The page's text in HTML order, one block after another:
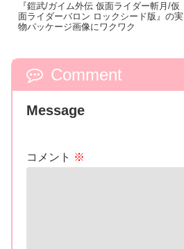
『鎧武/ガイム外伝 仮面ライダー斬月/仮
面ライダーバロン ロックシード版』の実
物パッケージ画像にワクワク
Comment
Message
コメント ※